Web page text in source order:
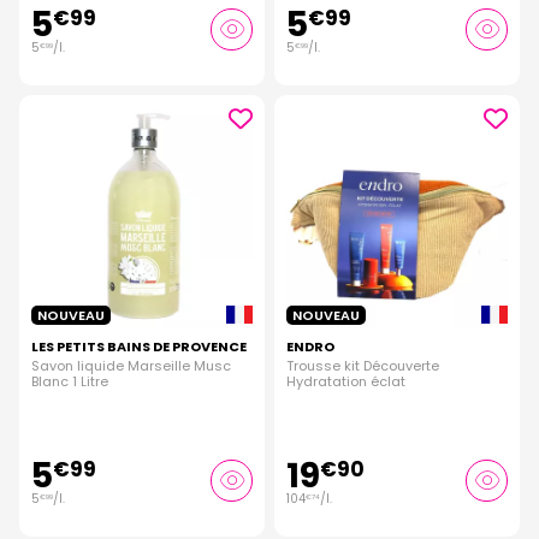
5€99
5€99/l. 5€99
5€99/l.
NOUVEAU
LES PETITS BAINS DE PROVENCE
Savon liquide Marseille Musc
Blanc 1 Litre
5€99
5€99/l.
NOUVEAU
ENDRO
Trousse kit Découverte
Hydratation éclat
19€90
104€74 /l.